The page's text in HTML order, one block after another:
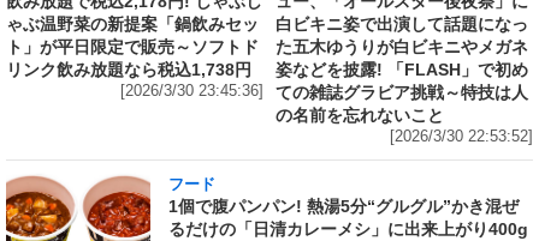
ゃぶ温野菜の新提案「鍋飲みセッ
ト」が平日限定で販売～ソフトド
リンク飲み放題なら税込1,738円
[2026/3/30 23:45:36]
白ビキニ姿で出演して話題になっ
た五木ゆうりが白ビキニやメガネ
姿などを披露! 「FLASH」で初め
ての雑誌グラビア挑戦～特技は人
の名前を忘れないこと
[2026/3/30 22:53:52]
フード
1個で腹パンパン! 熱湯5分“グルグル”かき混ぜ
るだけの「日清カレーメシ」に出来上がり400g